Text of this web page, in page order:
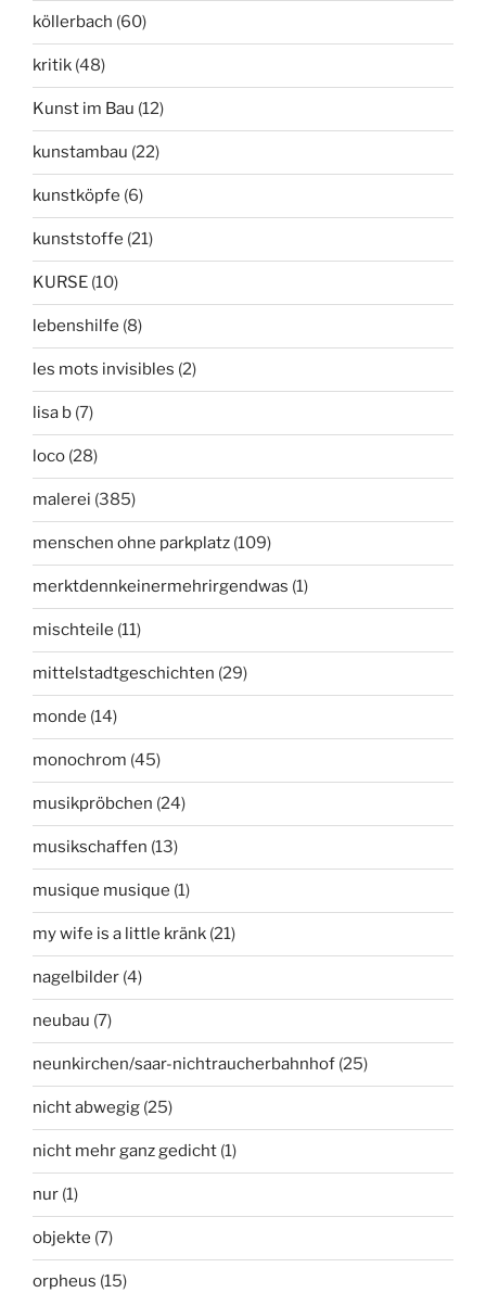
köllerbach (60)
kritik (48)
Kunst im Bau (12)
kunstambau (22)
kunstköpfe (6)
kunststoffe (21)
KURSE (10)
lebenshilfe (8)
les mots invisibles (2)
lisa b (7)
loco (28)
malerei (385)
menschen ohne parkplatz (109)
merktdennkeinermehrirgendwas (1)
mischteile (11)
mittelstadtgeschichten (29)
monde (14)
monochrom (45)
musikpröbchen (24)
musikschaffen (13)
musique musique (1)
my wife is a little kränk (21)
nagelbilder (4)
neubau (7)
neunkirchen/saar-nichtraucherbahnhof (25)
nicht abwegig (25)
nicht mehr ganz gedicht (1)
nur (1)
objekte (7)
orpheus (15)